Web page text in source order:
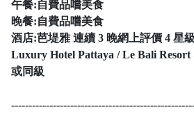
午餐:自費品嚐美食
晚餐:自費品嚐美食
酒店:芭堤雅 連續 3 晚網上評價 4 星
Luxury Hotel Pattaya / Le Bali Resort
或同級